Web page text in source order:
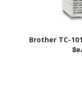
Brother TC-